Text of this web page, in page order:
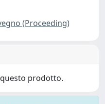
(Proceeding)
prodotto.